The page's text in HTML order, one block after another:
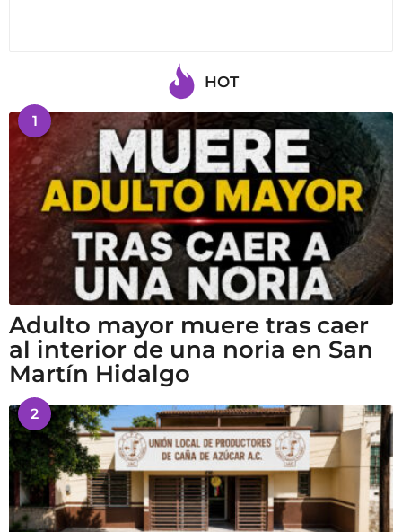
HOT
1
Adulto mayor muere tras caer
al interior de una noria en San
Martín Hidalgo
2